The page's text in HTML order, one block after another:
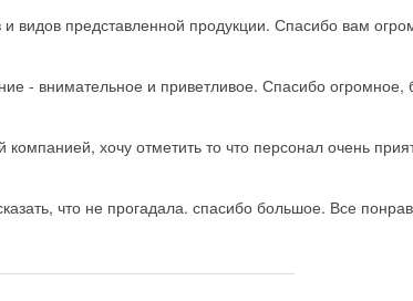
видов представленной продукции. Спасибо вам
- внимательное и приветливое. Спасибо огромное,
хочу отметить то что персонал очень
что не прогадала. спасибо большое. Все